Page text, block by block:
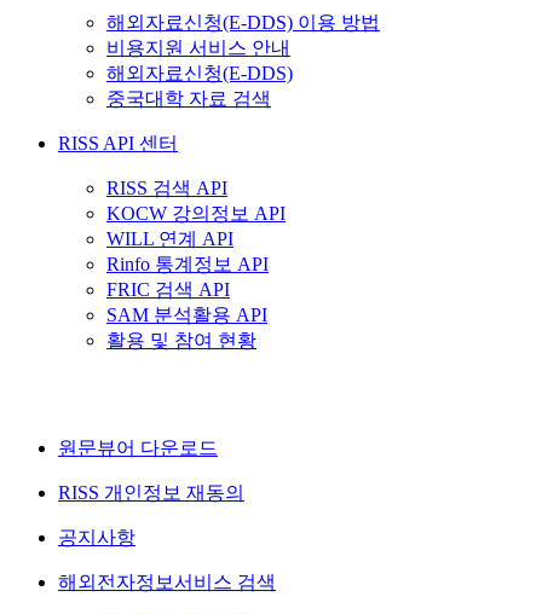
해외자료신청(E-DDS) 이용 방법
비용지원 서비스 안내
해외자료신청(E-DDS)
중국대학 자료 검색
RISS API 센터
RISS 검색 API
KOCW 강의정보 API
WILL 연계 API
Rinfo 통계정보 API
FRIC 검색 API
SAM 분석활용 API
활용 및 참여 현황
원문뷰어 다운로드
RISS 개인정보 재동의
공지사항
해외전자정보서비스 검색